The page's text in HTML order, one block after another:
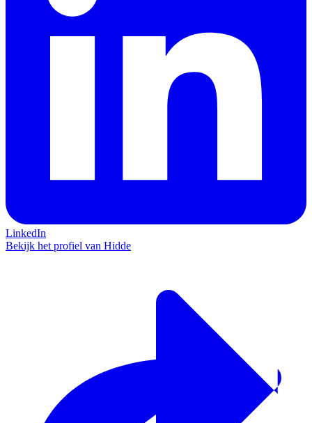
LinkedIn
Bekijk het profiel van Hidde